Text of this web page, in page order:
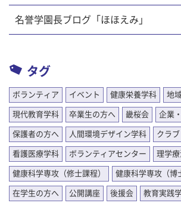
名誉学園長ブログ「ほほえみ」
タグ
ボランティア イベント 健康栄養学科 地
現代教育学科 卒業生の方へ 畿桜会 企業
保護者の方へ 人間環境デザイン学科 クラ
看護医療学科 ボランティアセンター 理学
健康科学専攻（修士課程） 健康科学専攻（博
在学生の方へ 公開講座 後援会 教育実践